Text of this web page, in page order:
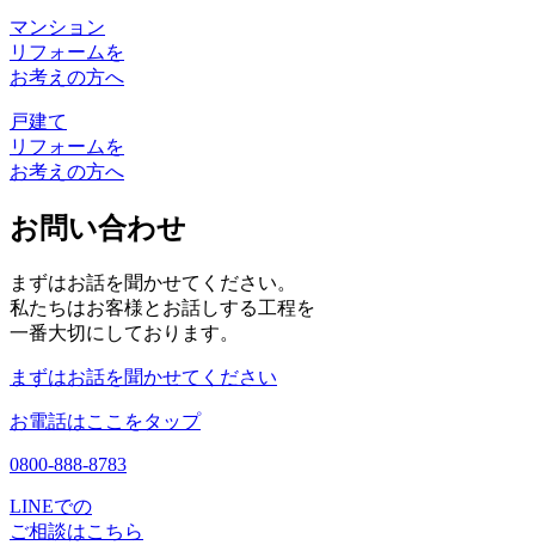
マンション
リフォームを
お考えの方へ
戸建て
リフォームを
お考えの方へ
お問い合わせ
まずはお話を聞かせてください。
私たちはお客様とお話しする工程を
一番大切にしております。
まずはお話を聞かせてください
お電話はここをタップ
0800-888-8783
LINEでの
ご相談はこちら